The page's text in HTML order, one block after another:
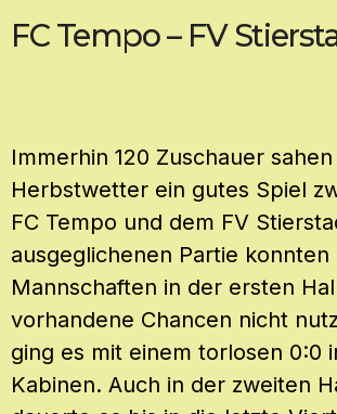
FC Tempo – FV
Immerhin 120 Zuschauer
Herbstwetter ein gutes Spiel
FC Tempo und dem FV
ausgeglichenen Partie konnten
Mannschaften in der ersten
vorhandene Chancen nicht
ging es mit einem torlosen 0:0
Kabinen. Auch in der zweiten